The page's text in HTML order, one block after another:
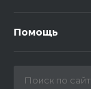
Помощь